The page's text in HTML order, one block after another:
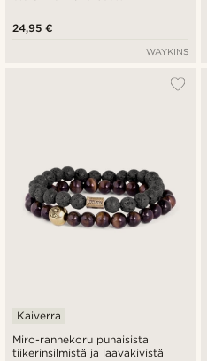
24,95 €
WAYKINS
Miro-rannekoru punaisista
tiikerinsilmistä ja laavakivistä
Kaiverra